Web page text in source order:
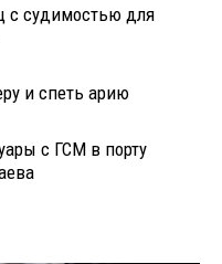
с судимостью для
и спеть арию
с ГСМ в порту